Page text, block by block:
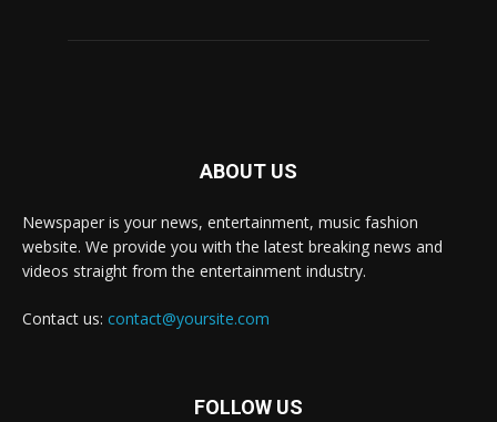
ABOUT US
Newspaper is your news, entertainment, music fashion
website. We provide you with the latest breaking news and
videos straight from the entertainment industry.
Contact us: contact@yoursite.com
FOLLOW US